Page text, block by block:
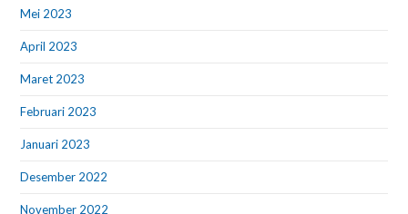
Mei 2023
April 2023
Maret 2023
Februari 2023
Januari 2023
Desember 2022
November 2022